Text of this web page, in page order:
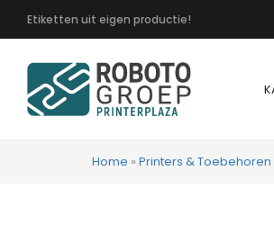
Etiketten uit eigen productie!
Home » Printers & Toebehoren